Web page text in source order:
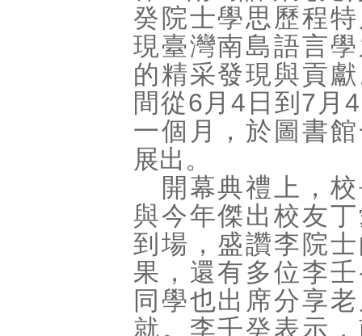
癸院士學思歷程
現臺灣南島語言
的精采發現與貢
間從6月4日到7月
一個月，於圖書
展出。
開幕典禮上，校
與今年傑出校友
到場，盛讚李院
果，還有多位李
同學也出席分享
就。李壬癸表示